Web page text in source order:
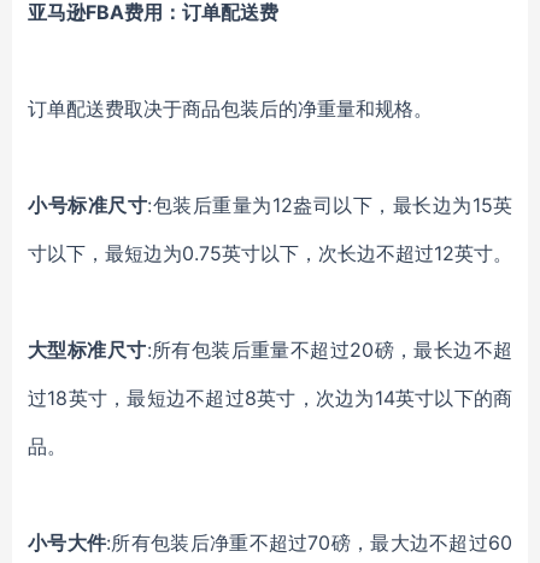
亚马逊FBA费用： 订单配送费
订单配送费取决于商品包装后的净重量和规格。
小号标准尺寸:包装后重量为12盎司以下，最长边为15英
寸以下，最短边为0.75英寸以下，次长边不超过12英寸。
大型标准尺寸:所有包装后重量不超过20磅，最长边不超
过18英寸，最短边不超过8英寸，次边为14英寸以下的商
品。
小号大件:所有包装后净重不超过70磅，最大边不超过60